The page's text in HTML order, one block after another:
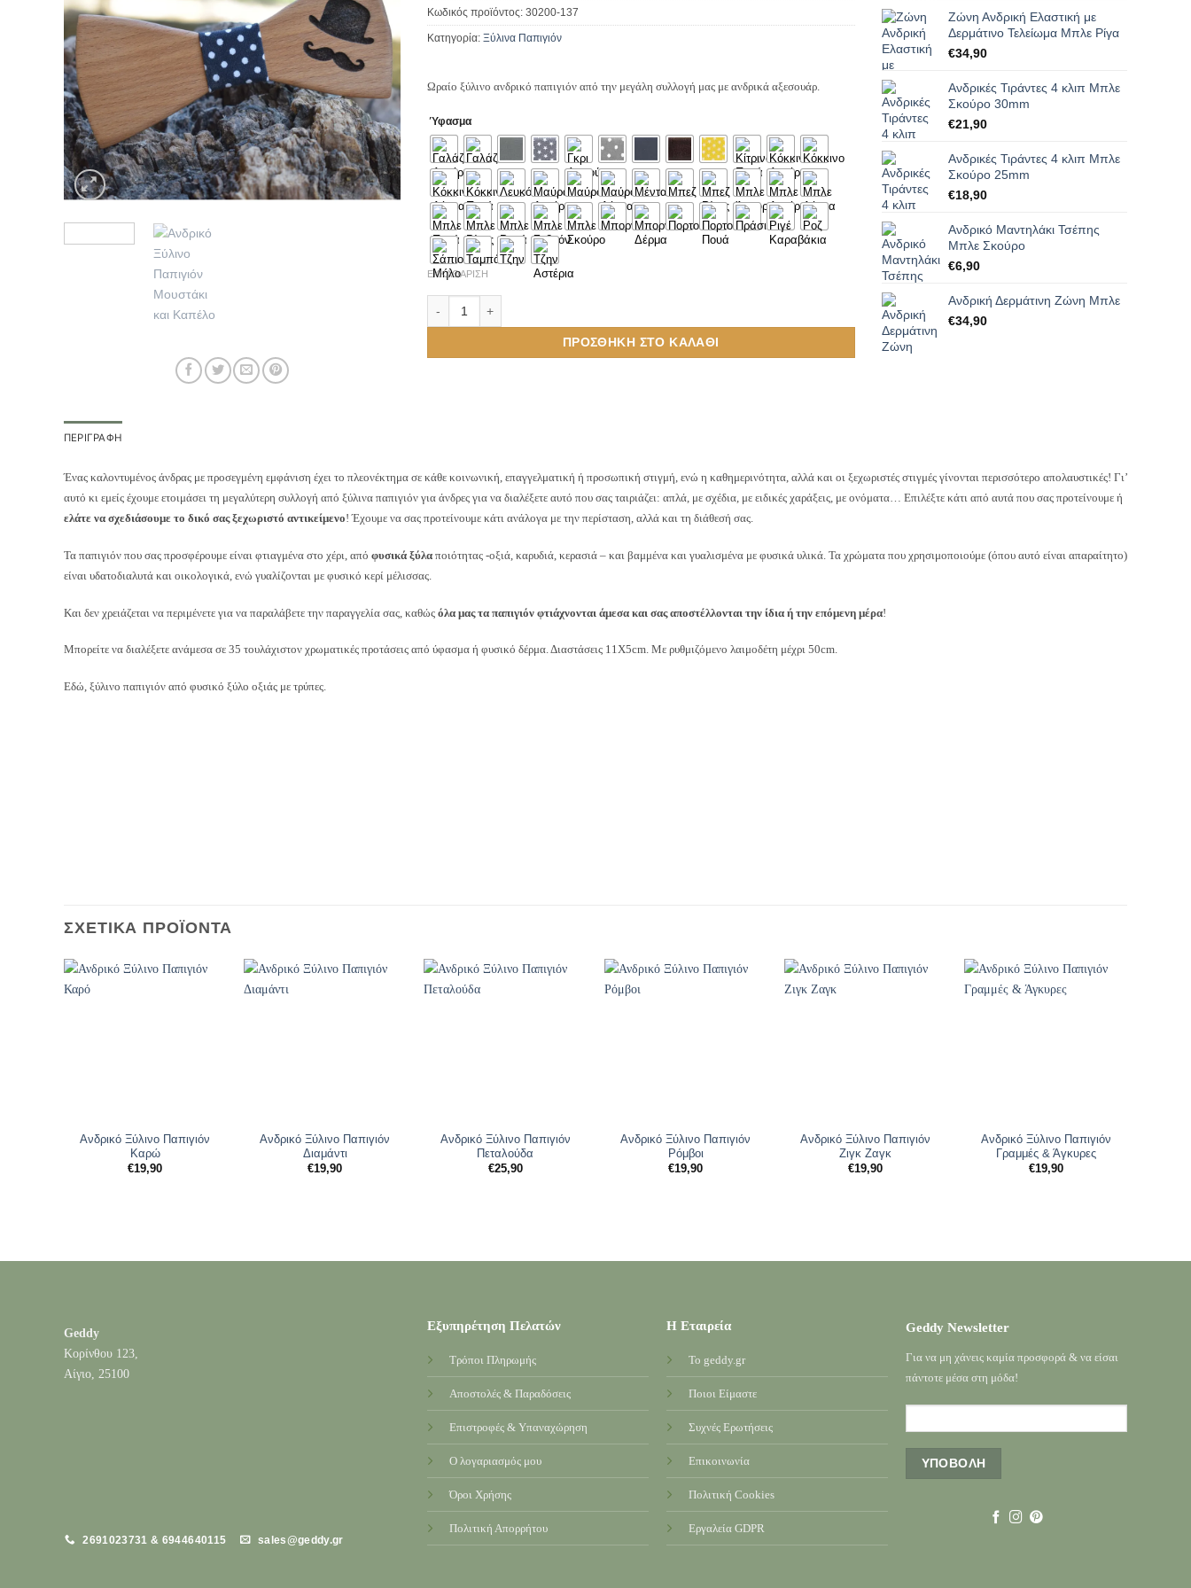
Κωδικός προϊόντος: 30200-137
Κατηγορία: Ξύλινα Παπιγιόν
Ωραίο ξύλινο ανδρικό παπιγιόν από την μεγάλη συλλογή μας με ανδρικά αξεσουάρ.
Ύφασμα
ΕΚΚΑΘΆΡΙΣΗ
ΠΡΟΣΘΉΚΗ ΣΤΟ ΚΑΛΆΘΙ
Ζώνη Ανδρική Ελαστική με
Δερμάτινο Τελείωμα Μπλε Ρίγα
€34,90
Ανδρικές Τιράντες 4 κλιπ Μπλε
Σκούρο 30mm
€21,90
Ανδρικές Τιράντες 4 κλιπ Μπλε
Σκούρο 25mm
€18,90
Ανδρικό Μαντηλάκι Τσέπης
Μπλε Σκούρο
€6,90
Ανδρική Δερμάτινη Ζώνη Μπλε
€34,90
ΠΕΡΙΓΡΑΦΉ
Ένας καλοντυμένος άνδρας με προσεγμένη εμφάνιση έχει το πλεονέκτημα σε κάθε κοινωνική, επαγγελματική ή προσωπική στιγμή, ενώ η καθημερινότητα, αλλά και οι ξεχωριστές στιγμές γίνονται περισσότερο απολαυστικές! Γι’
αυτό κι εμείς έχουμε ετοιμάσει τη μεγαλύτερη συλλογή από ξύλινα παπιγιόν για άνδρες για να διαλέξετε αυτό που σας ταιριάζει: απλά, με σχέδια, με ειδικές χαράξεις, με ονόματα… Επιλέξτε κάτι από αυτά που σας προτείνουμε ή
ελάτε να σχεδιάσουμε το δικό σας ξεχωριστό αντικείμενο! Έχουμε να σας προτείνουμε κάτι ανάλογα με την περίσταση, αλλά και τη διάθεσή σας.
Τα παπιγιόν που σας προσφέρουμε είναι φτιαγμένα στο χέρι, από φυσικά ξύλα ποιότητας -οξιά, καρυδιά, κερασιά – και βαμμένα και γυαλισμένα με φυσικά υλικά. Τα χρώματα που χρησιμοποιούμε (όπου αυτό είναι απαραίτητο)
είναι υδατοδιαλυτά και οικολογικά, ενώ γυαλίζονται με φυσικό κερί μέλισσας.
Και δεν χρειάζεται να περιμένετε για να παραλάβετε την παραγγελία σας, καθώς όλα μας τα παπιγιόν φτιάχνονται άμεσα και σας αποστέλλονται την ίδια ή την επόμενη μέρα!
Μπορείτε να διαλέξετε ανάμεσα σε 35 τουλάχιστον χρωματικές προτάσεις από ύφασμα ή φυσικό δέρμα. Διαστάσεις 11Χ5cm. Με ρυθμιζόμενο λαιμοδέτη μέχρι 50cm.
Εδώ, ξύλινο παπιγιόν από φυσικό ξύλο οξιάς με τρύπες.
ΣΧΕΤΙΚΆ ΠΡΟΪΌΝΤΑ
Ανδρικό Ξύλινο Παπιγιόν
Καρώ
€19,90
Ανδρικό Ξύλινο Παπιγιόν
Διαμάντι
€19,90
Ανδρικό Ξύλινο Παπιγιόν
Πεταλούδα
€25,90
Ανδρικό Ξύλινο Παπιγιόν
Ρόμβοι
€19,90
Ανδρικό Ξύλινο Παπιγιόν
Ζιγκ Ζαγκ
€19,90
Ανδρικό Ξύλινο Παπιγιόν
Γραμμές & Άγκυρες
€19,90
Geddy
Κορίνθου 123,
Αίγιο, 25100
2691023731 & 6944640115 sales@geddy.gr
Εξυπηρέτηση Πελατών
Τρόποι Πληρωμής
Αποστολές & Παραδόσεις
Επιστροφές & Υπαναχώρηση
Ο λογαριασμός μου
Όροι Χρήσης
Πολιτική Απορρήτου
Η Εταιρεία
Το geddy.gr
Ποιοι Είμαστε
Συχνές Ερωτήσεις
Επικοινωνία
Πολιτική Cookies
Εργαλεία GDPR
Geddy Newsletter
Για να μη χάνεις καμία προσφορά & να είσαι
πάντοτε μέσα στη μόδα!